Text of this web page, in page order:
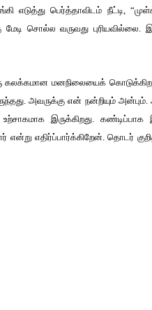
எடுத்து பெர்த்தாவிடம் நீட்டி,
சொல்ல வருவது புரியவில்லை.
ஒரு கலக்கமான மனநிலையைக்
அவருக்கு என் நன்றியும்
உற்சாகமாக இருக்கிறது.
என்று எதிர்ப்பார்க்கிறேன். தொடர்